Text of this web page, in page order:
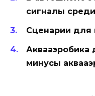
сигналы
Сценарии для
минусы